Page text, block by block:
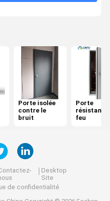
Porte isolée
contre le
bruit
Porte
résistante
feu
Desktop
Site
de confidentialité